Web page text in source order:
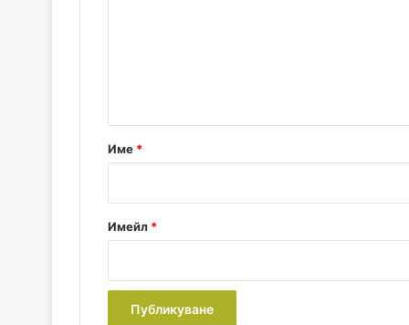
р
Име *
Имейл *